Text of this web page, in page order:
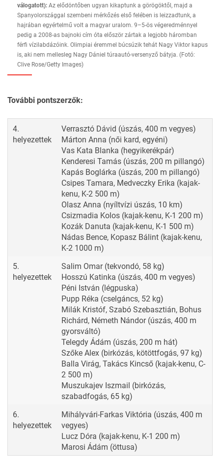
válogatott): Az elődöntőben ugyan kikaptunk a görögöktől, majd a
Spanyolországgal szembeni mérkőzés első felében is leizzadtunk, a
hajrában egyértelmű volt a magyar uralom. 9–5-ös végeredménnyel
pedig a 2008-as bajnoki cím óta először zártak a legjobb háromban
férfi vízilabdázóink. Olimpiai éremmel búcsúzik tehát Nagy Viktor kapus
is, aki nem mellesleg Nagy Dániel túraautó-versenyző bátyja. (Fotó:
Clive Rose/Getty Images)
További pontszerzők:
4.
helyezettek
Verrasztó Dávid (úszás, 400 m vegyes)
Márton Anna (női kard, egyéni)
Vas Kata Blanka (hegyikerékpár)
Kenderesi Tamás (úszás, 200 m pillangó)
Kapás Boglárka (úszás, 200 m pillangó)
Csipes Tamara, Medveczky Erika (kajak-
kenu, K-2 500 m)
Olasz Anna (nyíltvízi úszás, 10 km)
Csizmadia Kolos (kajak-kenu, K-1 200 m)
Kozák Danuta (kajak-kenu, K-1 500 m)
Nádas Bence, Kopasz Bálint (kajak-kenu,
K-2 1000 m)
5.
helyezettek
Salim Omar (tekvondó, 58 kg)
Hosszú Katinka (úszás, 400 m vegyes)
Péni István (légpuska)
Pupp Réka (cselgáncs, 52 kg)
Milák Kristóf, Szabó Szebasztián, Bohus
Richárd, Németh Nándor (úszás, 400 m
gyorsváltó)
Telegdy Ádám (úszás, 200 m hát)
Szőke Alex (birkózás, kötöttfogás, 97 kg)
Balla Virág, Takács Kincső (kajak-kenu, C-
2 500 m)
Muszukajev Iszmail (birkózás,
szabadfogás, 65 kg)
6.
helyezettek
Mihályvári-Farkas Viktória (úszás, 400 m
vegyes)
Lucz Dóra (kajak-kenu, K-1 200 m)
Marosi Ádám (öttusa)